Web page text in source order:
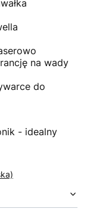
na wady
do
- idealny